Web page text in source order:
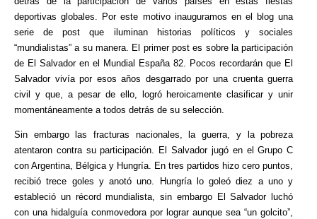
deportivas globales. Por este motivo inauguramos en el blog una
serie de post que iluminan historias políticos y sociales
“mundialistas” a su manera. El primer post es sobre la participación
de El Salvador en el Mundial España 82. Pocos recordarán que El
Salvador vivía por esos años desgarrado por una cruenta guerra
civil y que, a pesar de ello, logró heroicamente clasificar y unir
momentáneamente a todos detrás de su selección.
Sin embargo las fracturas nacionales, la guerra, y la pobreza
atentaron contra su participación. El Salvador jugó en el Grupo C
con Argentina, Bélgica y Hungría. En tres partidos hizo cero puntos,
recibió trece goles y anotó uno. Hungría lo goleó diez a uno y
estableció un récord mundialista, sin embargo El Salvador luchó
con una hidalguía conmovedora por lograr aunque sea “un golcito”,